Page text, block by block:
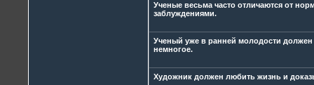
Ученые весьма часто отличаются от
заблуждениями.
Ученый уже в ранней молодости
немногое.
Художник должен любить жизнь и